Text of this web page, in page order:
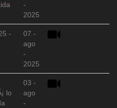
-
2025
-
07 -
ago
-
2025
lo
03 -
ago
-